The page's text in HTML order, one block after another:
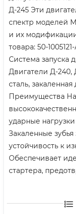
Д-245 Эти
спектр моделей
и их
товара: 50-
Система запуска
Двигатели Д-240,
сталь,
Преимущества
ударные
Закаленные
устойчивость к
Обеспечивает
стартера,